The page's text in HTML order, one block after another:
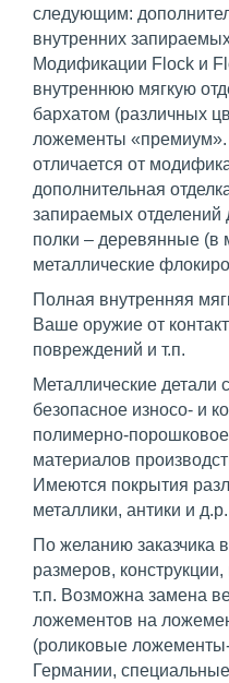
следующим:
внутренних
Модификации Flock и
внутреннюю мягкую
бархатом (различных
ложементы
отличается от
дополнительная
запираемых отделений
полки – деревянные (в
металлические
Полная внутренняя
Ваше оружие от
повреждений и т.п.
Металлические детали
безопасное износо- и
полимерно-
материалов
Имеются покрытия
металлики, антики и д.р.
По желанию заказчика
размеров,
т.п. Возможна замена
ложементов на
(роликовые
Германии,